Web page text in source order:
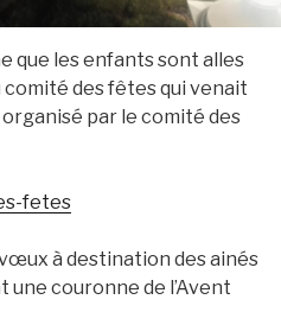
que les enfants sont alles
comité des fêtes qui venait
par le comité des
fetes
à destination des ainés
une couronne de l’Avent